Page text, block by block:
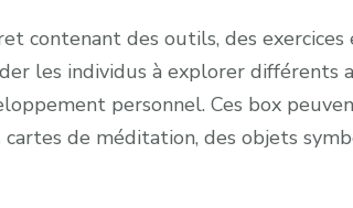
contenant des outils, des exercices
les individus à explorer différents
personnel. Ces box
cartes de méditation, des objets